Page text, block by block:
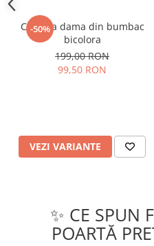
-50%
Camasa dama din bumbac
bicolora
199,00 RON
99,50 RON
VEZI VARIANTE
✨ CE SPUN
POARTĂ